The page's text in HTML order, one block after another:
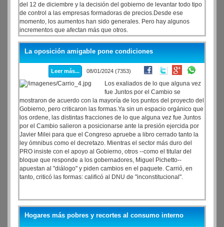
del 12 de diciembre y la decisión del gobierno de levantar todo tipo
de control a las empresas formadoras de precios.Desde ese
momento, los aumentos han sido generales. Pero hay algunos
incrementos que afectan más que otros.
La oposición amigable pone condiciones
Leer más... 08/01/2024 (7353)
Los exaliados de lo que alguna vez
fue Juntos por el Cambio se
mostraron de acuerdo con la mayoría de los puntos del proyecto del
Gobierno, pero criticaron las formas.Ya sin un espacio orgánico que
los ordene, las distintas fracciones de lo que alguna vez fue Juntos
por el Cambio salieron a posicionarse ante la presión ejercida por
Javier Milei para que el Congreso apruebe a libro cerrado tanto la
ley ómnibus como el decretazo. Mientras el sector más duro del
PRO insiste con el apoyo al Gobierno, otros --como el titular del
bloque que responde a los gobernadores, Miguel Pichetto--
apuestan al "diálogo" y piden cambios en el paquete. Carrió, en
tanto, criticó las formas: calificó al DNU de "inconstitucional".
Hogares más pobres y recortes al consumo interno